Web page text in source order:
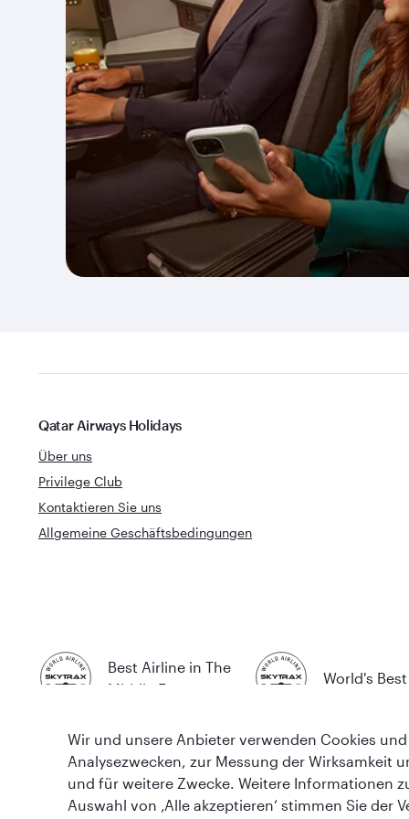
Qatar Airways Holidays
Über uns
Privilege Club
Kontaktieren Sie uns
Allgemeine Geschäftsbedingungen
Best Airline in The
Middle East
World's
Cookie-Richtlinie Datenschutzrichtlinie
Wir und unsere Anbieter verwenden Cookies
Analysezwecken, zur Messung der Wirksamkeit
und für weitere Zwecke. Weitere Informationen
Auswahl von ‚Alle akzeptieren‘ stimmen Sie